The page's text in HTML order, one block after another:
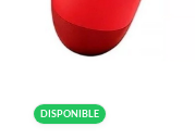
DISPONIBLE